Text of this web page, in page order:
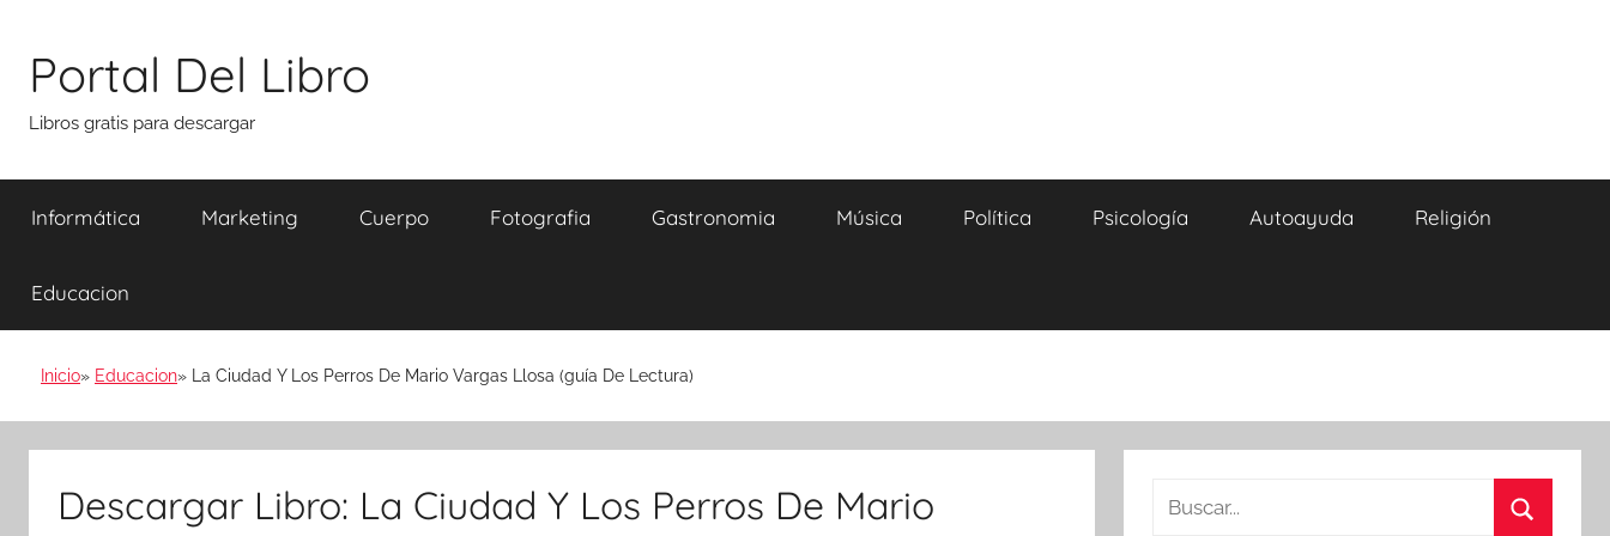
contenido
Portal Del Libro
Libros gratis para descargar
Informática Marketing Cuerpo Fotografia Gastronomia Música Política Psicología Autoayuda Religión
Educacion
Inicio Educacion La Ciudad Y Los Perros De Mario Vargas Llosa (guía De Lectura)
Descargar Libro: La Ciudad Y Los Perros De Mario
Buscar: